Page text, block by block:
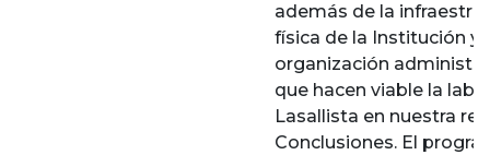
además de la
física de la Institución y
organización
que hacen viable la
Lasallista en nuestra
Conclusiones. El